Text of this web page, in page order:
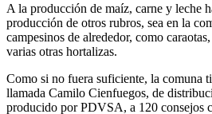
A la producción de maíz, carne y leche
producción de otros rubros, sea en la
campesinos de alrededor, como
varias otras hortalizas.
Como si no fuera suficiente, la comuna
llamada Camilo Cienfuegos, de
producido por PDVSA, a 120 consejos